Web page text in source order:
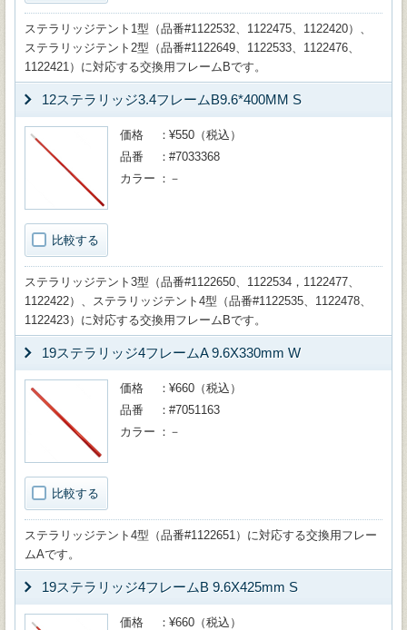
ステラリッジテント1型（品番#1122532、1122475、1122420）、
ステラリッジテント2型（品番#1122649、1122533、1122476、
1122421）に対応する交換用フレームBです。
12ステラリッジ3.4フレームB9.6*400MM S
比較する
価格
¥550（税込）
品番
#7033368
カラー
－
ステラリッジテント3型（品番#1122650、1122534，1122477、
1122422）、ステラリッジテント4型（品番#1122535、1122478、
1122423）に対応する交換用フレームBです。
19ステラリッジ4フレームA 9.6X330mm W
比較する
価格
¥660（税込）
品番
#7051163
カラー
－
ステラリッジテント4型（品番#1122651）に対応する交換用フレー
ムAです。
19ステラリッジ4フレームB 9.6X425mm S
価格
¥660（税込）